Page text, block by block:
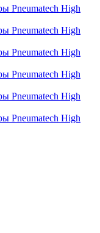
Pneumatech High
Pneumatech High
Pneumatech High
Pneumatech High
Pneumatech High
Pneumatech High